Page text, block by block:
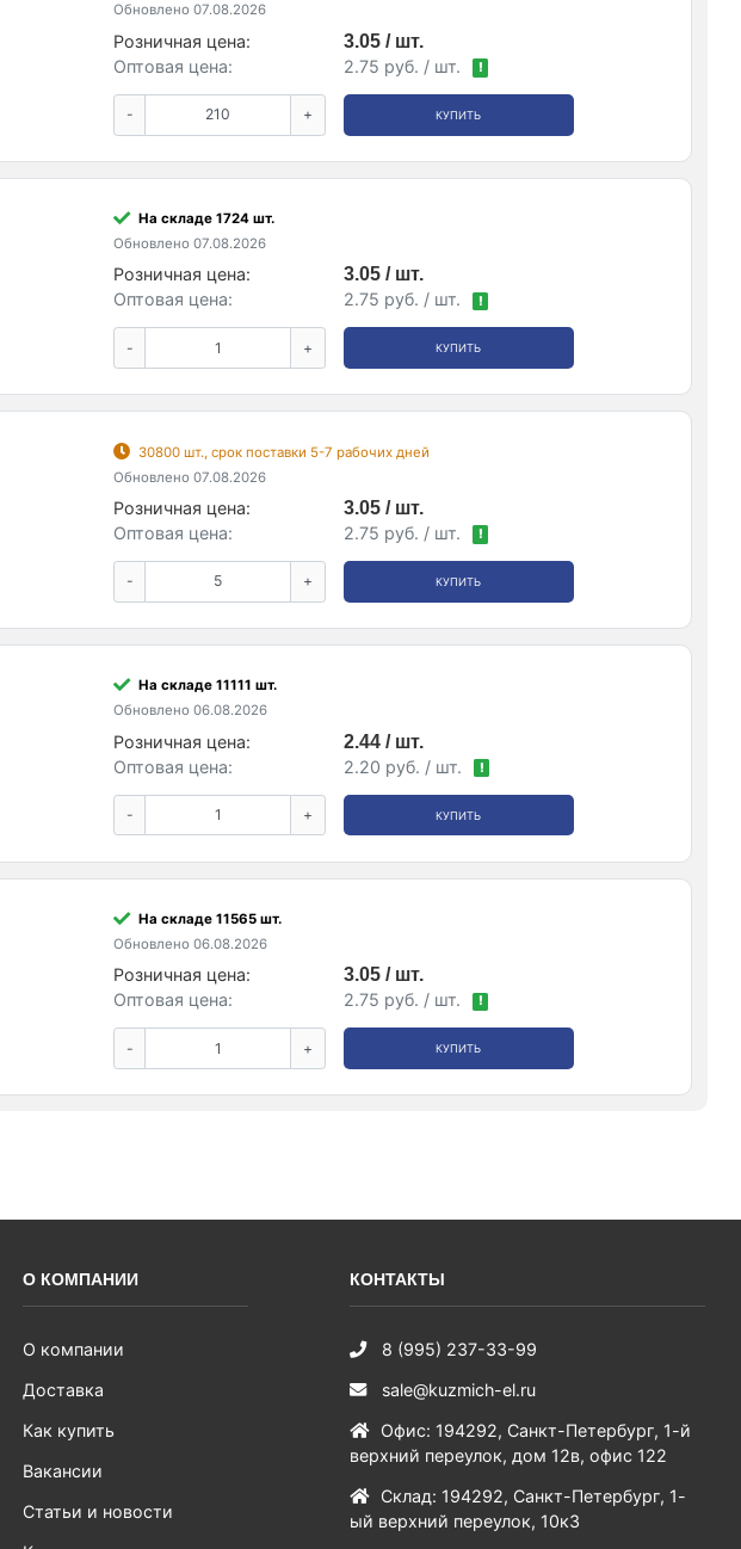
Обновлено 07.08.2026
Розничная цена:
3.05 / шт.
Оптовая цена:
2.75 руб. / шт. !
- + КУПИТЬ
На складе 1724 шт.
Обновлено 07.08.2026
Розничная цена:
3.05 / шт.
Оптовая цена:
2.75 руб. / шт. !
- + КУПИТЬ
30800 шт., срок поставки 5-7 рабочих дней
Обновлено 07.08.2026
Розничная цена:
3.05 / шт.
Оптовая цена:
2.75 руб. / шт. !
- + КУПИТЬ
На складе 11111 шт.
Обновлено 06.08.2026
Розничная цена:
2.44 / шт.
Оптовая цена:
2.20 руб. / шт. !
- + КУПИТЬ
На складе 11565 шт.
Обновлено 06.08.2026
Розничная цена:
3.05 / шт.
Оптовая цена:
2.75 руб. / шт. !
- + КУПИТЬ
О КОМПАНИИ
О компании
Доставка
Как купить
Вакансии
Статьи и новости
КОНТАКТЫ
8 (995) 237-33-99
sale@kuzmich-el.ru
Офис: 194292, Санкт-Петербург, 1-й
верхний переулок, дом 12в, офис 122
Склад: 194292, Санкт-Петербург, 1-
ый верхний переулок, 10к3